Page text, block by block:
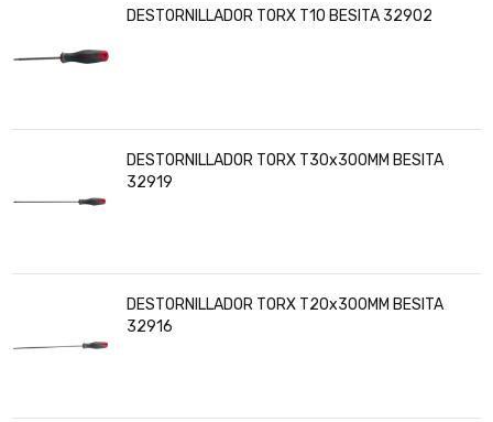
DESTORNILLADOR TORX T10 BESITA 32902
DESTORNILLADOR TORX T30x300MM BESITA
32919
DESTORNILLADOR TORX T20x300MM BESITA
32916